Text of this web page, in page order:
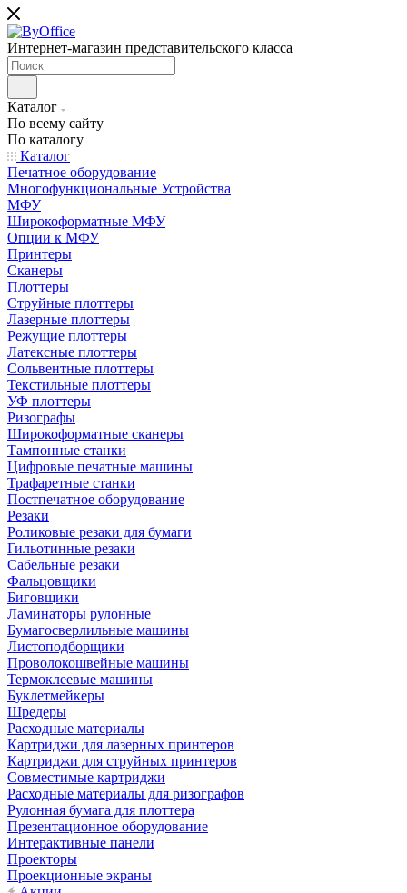
Интернет-магазин представительского класса
Каталог
По всему сайту
По каталогу
Каталог
Печатное оборудование
Многофункциональные Устройства
МФУ
Широкоформатные МФУ
Опции к МФУ
Принтеры
Сканеры
Плоттеры
Струйные плоттеры
Лазерные плоттеры
Режущие плоттеры
Латексные плоттеры
Сольвентные плоттеры
Текстильные плоттеры
УФ плоттеры
Ризографы
Широкоформатные сканеры
Тампонные станки
Цифровые печатные машины
Трафаретные станки
Постпечатное оборудование
Резаки
Роликовые резаки для бумаги
Гильотинные резаки
Сабельные резаки
Фальцовщики
Биговщики
Ламинаторы рулонные
Бумагосверлильные машины
Листоподборщики
Проволокошвейные машины
Термоклеевые машины
Буклетмейкеры
Шредеры
Расходные материалы
Картриджи для лазерных принтеров
Картриджи для струйных принтеров
Совместимые картриджи
Расходные материалы для ризографов
Рулонная бумага для плоттера
Презентационное оборудование
Интерактивные панели
Проекторы
Проекционные экраны